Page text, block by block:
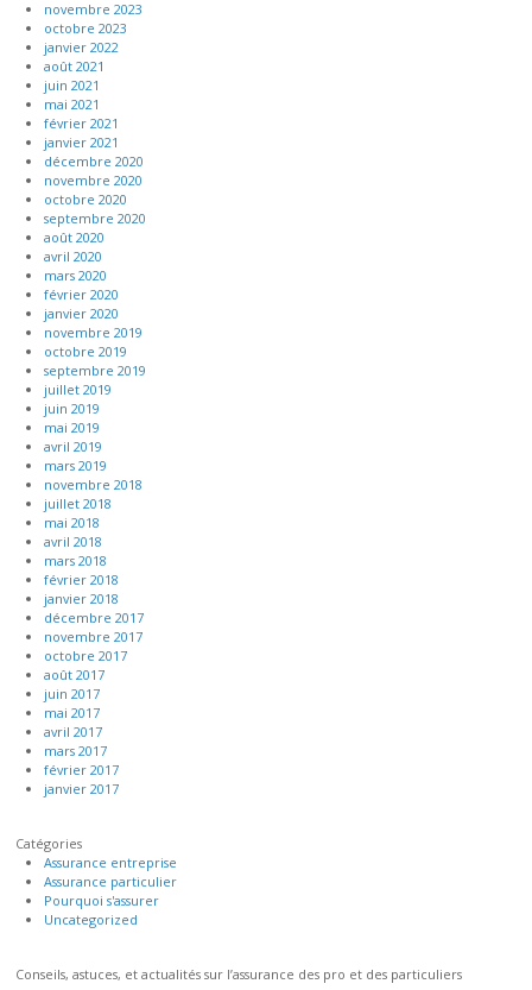
novembre 2023
octobre 2023
janvier 2022
août 2021
juin 2021
mai 2021
février 2021
janvier 2021
décembre 2020
novembre 2020
octobre 2020
septembre 2020
août 2020
avril 2020
mars 2020
février 2020
janvier 2020
novembre 2019
octobre 2019
septembre 2019
juillet 2019
juin 2019
mai 2019
avril 2019
mars 2019
novembre 2018
juillet 2018
mai 2018
avril 2018
mars 2018
février 2018
janvier 2018
décembre 2017
novembre 2017
octobre 2017
août 2017
juin 2017
mai 2017
avril 2017
mars 2017
février 2017
janvier 2017
Catégories
Assurance entreprise
Assurance particulier
Pourquoi s'assurer
Uncategorized
Conseils, astuces, et actualités sur l’assurance des pro et des particuliers